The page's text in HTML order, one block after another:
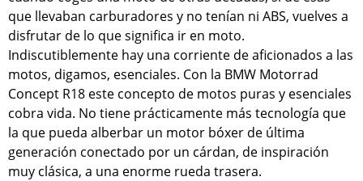
que llevaban carburadores y no tenían ni ABS, vuelves a
disfrutar de lo que significa ir en moto.
Indiscutiblemente hay una corriente de aficionados a las
motos, digamos, esenciales. Con la BMW Motorrad
Concept R18 este concepto de motos puras y esenciales
cobra vida. No tiene prácticamente más tecnología que
la que pueda alberbar un motor bóxer de última
generación conectado por un cárdan, de inspiración
muy clásica, a una enorme rueda trasera.